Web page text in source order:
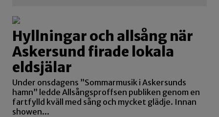
Hyllningar och allsång när
Askersund firade lokala
eldsjälar
Under onsdagens ”Sommarmusik i Askersunds
hamn” ledde Allsångsproffsen publiken genom en
fartfylld kväll med sång och mycket glädje. Innan
showen...